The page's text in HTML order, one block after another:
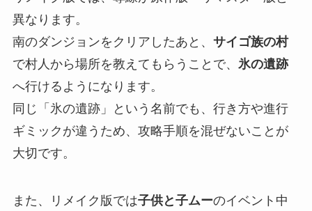
異なります。
南のダンジョンをクリアしたあと、 サイゴ族の村
で村人から場所を教えてもらうことで、 氷の遺跡
へ行けるようになります。
同じ「氷の遺跡」という名前でも、行き方や進行
ギミックが違うため、攻略手順を混ぜないことが
大切です。
また、リメイク版では子供と子ムーのイベント中